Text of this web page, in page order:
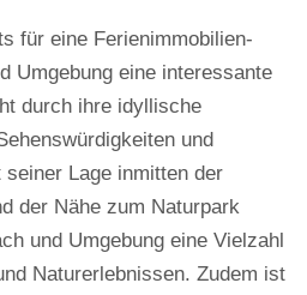
für eine Ferienimmobilien-
Umgebung eine interessante
durch ihre idyllische
und
Lage inmitten der
der Nähe zum Naturpark
und Umgebung eine Vielzahl
Naturerlebnissen. Zudem ist